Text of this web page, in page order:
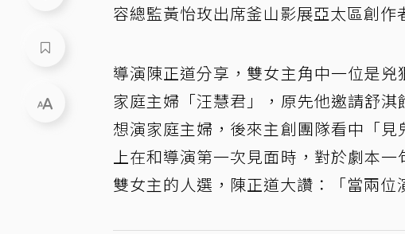
容總監黃怡玫出席釜山影展亞太區創作
導演陳正道分享，雙女主角中一位是
家庭主婦「汪慧君」，原先他邀請舒
想演家庭主婦，後來主創團隊看中「
上在和導演第一次見面時，對於劇本
雙女主的人選，陳正道大讚：「當兩位